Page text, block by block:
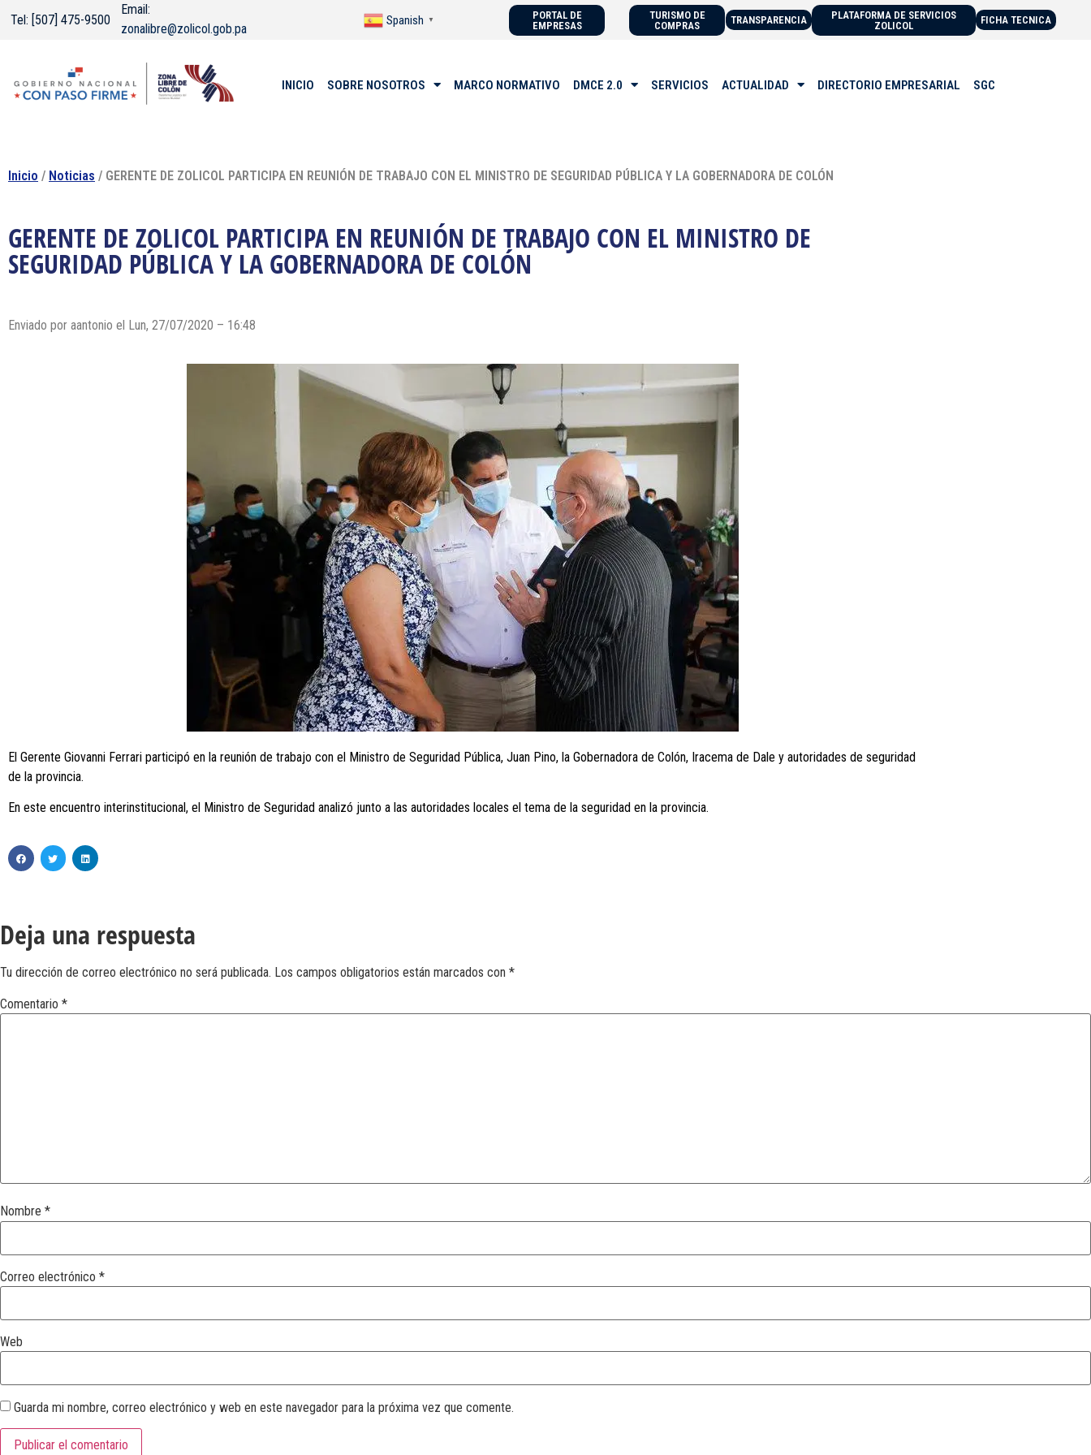
Tel: [507] 475-9500
Email:
zonalibre@zolicol.gob.pa
Spanish ▼
PORTAL DE
EMPRESAS
TURISMO DE
COMPRAS
TRANSPARENCIA
PLATAFORMA DE SERVICIOS
ZOLICOL
FICHA TECNICA
INICIO SOBRE NOSOTROS MARCO NORMATIVO DMCE 2.0 SERVICIOS ACTUALIDAD DIRECTORIO EMPRESARIAL SGC
Inicio / Noticias / GERENTE DE ZOLICOL PARTICIPA EN REUNIÓN DE TRABAJO CON EL MINISTRO DE SEGURIDAD PÚBLICA Y LA GOBERNADORA DE COLÓN
GERENTE DE ZOLICOL PARTICIPA EN REUNIÓN DE TRABAJO CON EL MINISTRO DE
SEGURIDAD PÚBLICA Y LA GOBERNADORA DE COLÓN
Enviado por aantonio el Lun, 27/07/2020 – 16:48
El Gerente Giovanni Ferrari participó en la reunión de trabajo con el Ministro de Seguridad Pública, Juan Pino, la Gobernadora de Colón, Iracema de Dale y autoridades de seguridad
de la provincia.
En este encuentro interinstitucional, el Ministro de Seguridad analizó junto a las autoridades locales el tema de la seguridad en la provincia.
Deja una respuesta
Tu dirección de correo electrónico no será publicada. Los campos obligatorios están marcados con *
Comentario *
Nombre *
Correo electrónico *
Web
Guarda mi nombre, correo electrónico y web en este navegador para la próxima vez que comente.